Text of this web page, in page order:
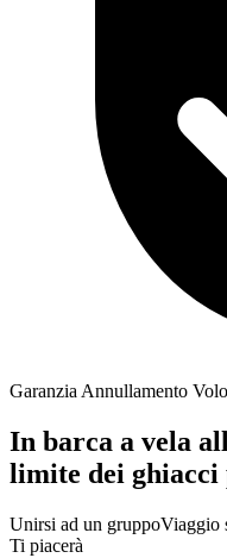
Garanzia Annullamento Volo
In barca a vela
limite dei
Unirsi ad un gruppoViaggio
Ti piacerà